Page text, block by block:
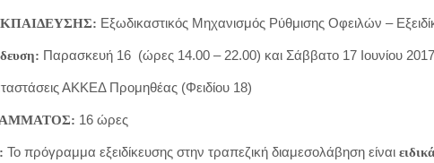
Εξωδικαστικός Μηχανισμός Ρύθμισης Οφειλών –
Παρασκευή 16 (ώρες 14.00 – 22.00) και Σάββατο 17 Ιουνίου
ΑΚΚΕΔ Προμηθέας (Φειδίου 18)
16 ώρες
Το πρόγραμμα εξειδίκευσης στην τραπεζική διαμεσολάβηση είναι